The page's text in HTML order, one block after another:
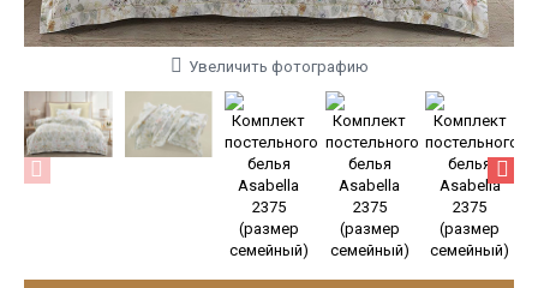
Увеличить фотографию